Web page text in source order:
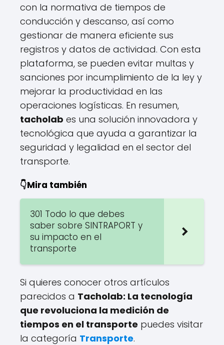
con la normativa de tiempos de
conducción y descanso, así como
gestionar de manera eficiente sus
registros y datos de actividad. Con esta
plataforma, se pueden evitar multas y
sanciones por incumplimiento de la ley y
mejorar la productividad en las
operaciones logísticas. En resumen,
tacholab es una solución innovadora y
tecnológica que ayuda a garantizar la
seguridad y legalidad en el sector del
transporte.
👇Mira también
301 Todo lo que debes
saber sobre SINTRAPORT y
su impacto en el
transporte
Si quieres conocer otros artículos
parecidos a Tacholab: La tecnología
que revoluciona la medición de
tiempos en el transporte puedes visitar
la categoría Transporte.